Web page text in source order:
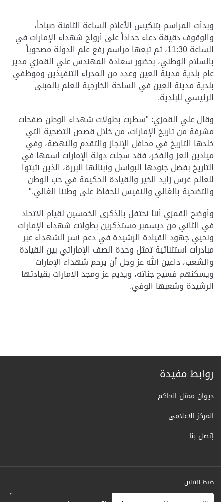
وبدأت المراسم بتنكيس الأعلام الساعة الثامنة صباحاً،
والوقوف دقيقة دعاء حداداً على أرواح شهداء الإمارات في
الساعة 11:30، ثم تبعها مراسم رفع علم الدولة مصحوباً
بالسلام الوطني، بحضور سعادة المهندس علي القمزي مدير
عام بلدية مدينة العين وعدد من المدراء التنفيذين وموظفي
بلدية مدينة العين في الساحة الخارجية للعلم بالمبنى
الرئيسي للبلدية.
وقال علي القمزي: "سطرت بطولات شهداء الوطن صفحات
مشرفة من تاريخ الإمارات، من خلال قصص التضحية التي
خلدها التاريخ في محافل الإنجاز والتقدم والنهضة، وفي
ميادين العز والفخر، فقد سجلت دولة الإمارات اسمها في
التاريخ بفضل جنودها البواسل وأبنائها البررة، الذين أثبتوا
للعالم غرس زايد الخير والقيادة الحكيمة في حب الوطن
والتضحية بالغالي والنفيس للحفاظ على وطننا الغالي".
وأوضح القمزي أننا نحتفل بالذكرى الخمسين لقيام الاتحاد
في الثاني من ديسمبر مستذكرين بطولات شهداء الإمارات
ونحيي جهود القيادة الرشيدة في دعم أسر الشهداء عبر
مبادرات استثنائية تمثل وحدة الصف الإماراتي بين القيادة
والشعب، داعين الله عز وجل أن يرحم شهداء الإمارات
ويسكنهم فسيح جناته، ويديم عز ومجد الإمارات بقيادتها
الرشيدة وشعبها الوفي.
روابط مفيدة
ديوان ممثل الحاكم
المركز الاعلامى
إتصل بنا
ضبط التباين